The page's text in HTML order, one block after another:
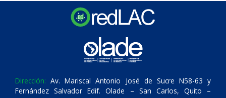
Dirección: Av. Mariscal Antonio José de Sucre N58-63 y
Fernández Salvador Edif. Olade – San Carlos, Quito –